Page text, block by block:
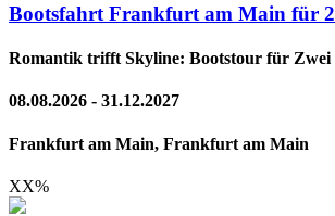
Bootsfahrt Frankfurt am Main für 2
Romantik trifft Skyline: Bootstour für Zwei
08.08.2026 - 31.12.2027
Frankfurt am Main, Frankfurt am Main
XX%